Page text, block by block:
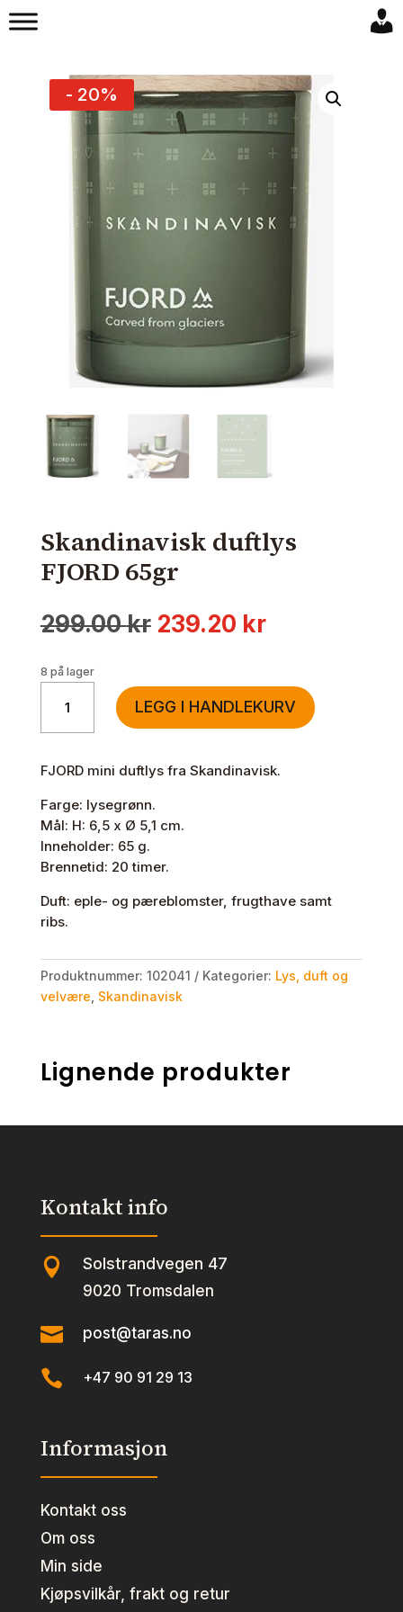
- 20%
Skandinavisk duftlys
FJORD 65gr
299.00kr Opprinnelig
299.00 kr.
239.20 krNåværende
239.20 kr.
8 på lager
Skandinavisk
duftlys
FJORD
antall
LEGG I HANDLEKURV
FJORD mini duftlys fra Skandinavisk.
Farge: lysegrønn.
Mål: H: 6,5 x Ø 5,1 cm.
Inneholder: 65 g.
Brennetid: 20 timer.
Duft: eple- og pæreblomster, frugthave samt
ribs.
Produktnummer: 102041 Kategorier: Lys, duft og
velvære Skandinavisk
Lignende produkter
Kontakt info
 Solstrandvegen 47
9020 Tromsdalen
 post@taras.no
 +47 90 91 29 13
Informasjon
Kontakt oss
Om oss
Min side
Kjøpsvilkår, frakt og retur